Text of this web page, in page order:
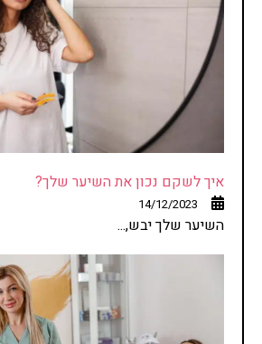
איך לשקם נכון את השיער שלך?
14/12/2023
השיער שלך יבש,...